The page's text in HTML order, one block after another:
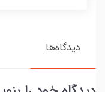
دیدگاه‌ها